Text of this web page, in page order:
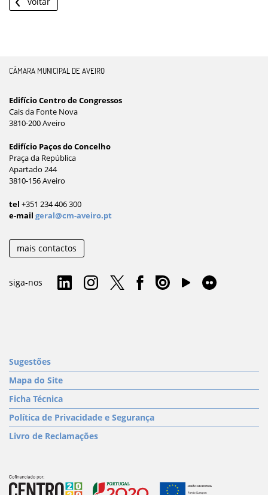
CÂMARA MUNICIPAL DE AVEIRO
Edifício Centro de Congressos
Cais da Fonte Nova
3810-200 Aveiro
Edifício Paços do Concelho
Praça da República
Apartado 244
3810-156 Aveiro
tel +351 234 406 300
e-mail geral@cm-aveiro.pt
mais contactos
siga-nos
Sugestões
Mapa do Site
Ficha Técnica
Política de Privacidade e Segurança
Livro de Reclamações